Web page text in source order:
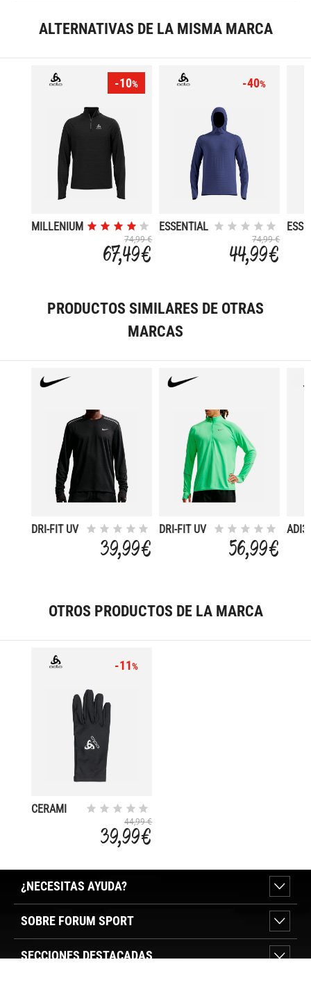
ALTERNATIVAS DE LA MISMA MARCA
-10%
MILLENIUM
74,99 €
67,49 €
-40%
ESSENTIAL
74,99 €
44,99 €
PRODUCTOS SIMILARES DE OTRAS
MARCAS
DRI-FIT UV
39,99 €
DRI-FIT UV
56,99 €
OTROS PRODUCTOS DE LA MARCA
-11%
CERAMI
44,99 €
39,99 €
¿NECESITAS AYUDA?
SOBRE FORUM SPORT
SECCIONES DESTACADAS